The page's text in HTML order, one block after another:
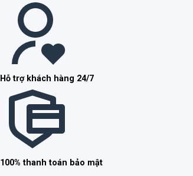
Hỗ trợ khách hàng 24/7
100% thanh toán bảo mật